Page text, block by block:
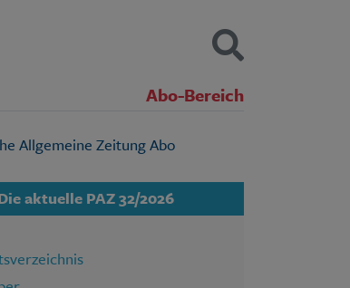
Abo-Bereich
Kontakt
Datenschutz
SUCHEN
aktuelle PAZ 32/2026